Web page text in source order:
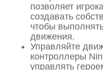
позволяет
создавать
чтобы
движения.
Управляйте
контроллеры
управлять